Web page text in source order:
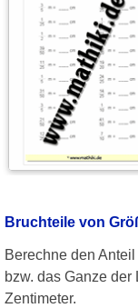
Bruchteile von
Berechne den
bzw. das Ganze
Zentimeter.